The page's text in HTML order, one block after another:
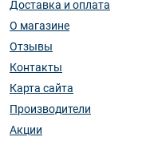
Доставка и оплата
О магазине
Отзывы
Контакты
Карта сайта
Производители
Акции